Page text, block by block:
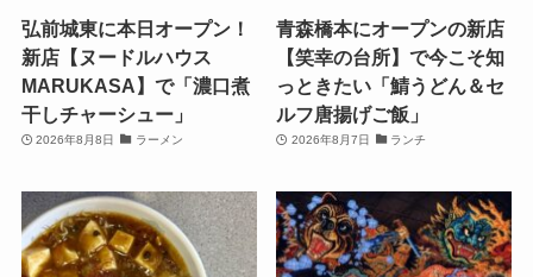
弘前城東に本日オープン！
新店【ヌードルハウス
MARUKASA】で「濃口煮
干しチャーシュー」
2026年8月8日 ラーメン
青森橋本にオープンの新店
【笑幸の台所】で今こそ知
っときたい「鯖うどん＆セ
ルフ唐揚げご飯」
2026年8月7日 ランチ